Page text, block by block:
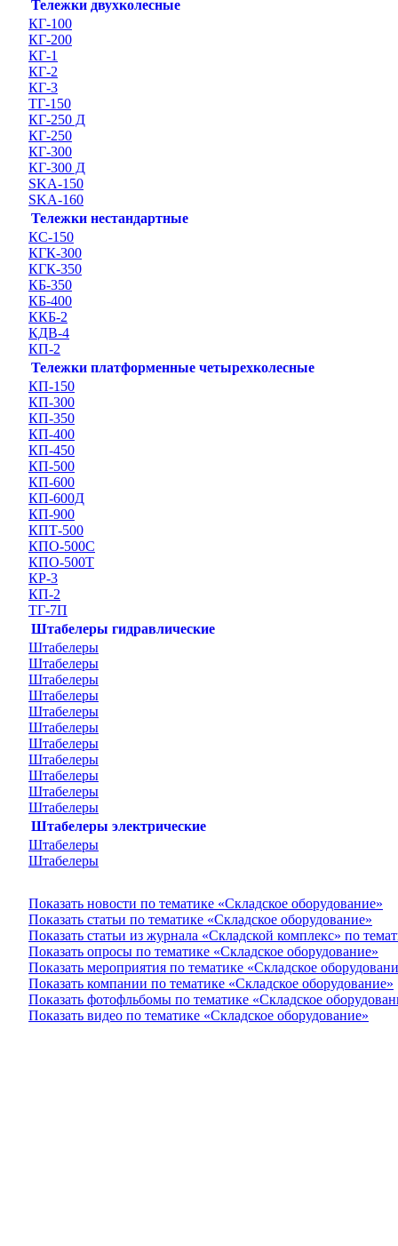
Тележки двухколесные
КГ-100
КГ-200
КГ-1
КГ-2
КГ-3
ТГ-150
КГ-250 Д
КГ-250
КГ-300
КГ-300 Д
SKA-150
SKA-160
Тележки нестандартные
КС-150
КГК-300
КГК-350
КБ-350
КБ-400
ККБ-2
КДВ-4
КП-2
Тележки платформенные четырехколесные
КП-150
КП-300
КП-350
КП-400
КП-450
КП-500
КП-600
КП-600Д
КП-900
КПТ-500
КПО-500С
КПО-500Т
КР-3
КП-2
ТГ-7П
Штабелеры гидравлические
Штабелеры
Штабелеры
Штабелеры
Штабелеры
Штабелеры
Штабелеры
Штабелеры
Штабелеры
Штабелеры
Штабелеры
Штабелеры
Штабелеры электрические
Штабелеры
Штабелеры
Показать новости по тематике «Складское оборудование»
Показать статьи по тематике «Складское оборудование»
Показать статьи из журнала «Складской комплекс» по
Показать опросы по тематике «Складское оборудование»
Показать мероприятия по тематике «Складское
Показать компании по тематике «Складское оборудование»
Показать фотофльбомы по тематике «Складское
Показать видео по тематике «Складское оборудование»